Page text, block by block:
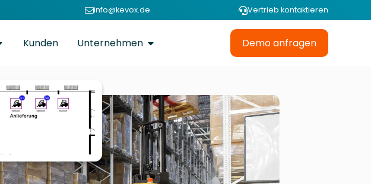
Vertrieb kontaktieren
info@kevox.de
Kunden Unternehmen Demo anfragen